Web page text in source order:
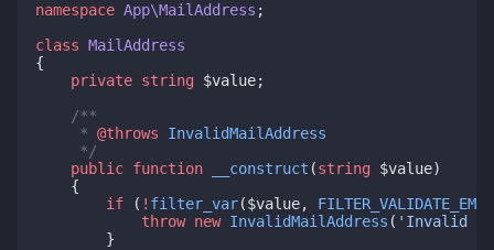
namespace App\MailAddress ;
class MailAddress
{
private string $value;
/**
     *
@throws
InvalidMailAddress
     */
public function __construct (string $value)
    {
if ( ! filter_var($value,
throw new InvalidMailAddress ( 'Invalid
        }